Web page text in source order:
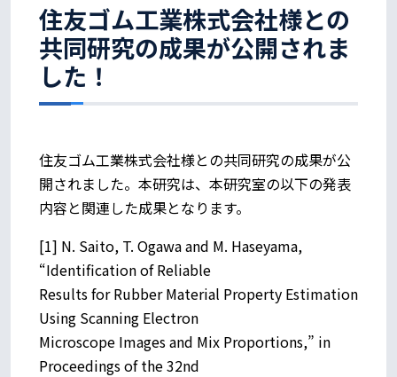
住友ゴム工業株式会社様との
共同研究の成果が公開されま
した！
住友ゴム工業株式会社様との共同研究の成果が公
開されました。本研究は、本研究室の以下の発表
内容と関連した成果となります。
[1] N. Saito, T. Ogawa and M. Haseyama,
“Identification of Reliable
Results for Rubber Material Property Estimation
Using Scanning Electron
Microscope Images and Mix Proportions,” in
Proceedings of the 32nd